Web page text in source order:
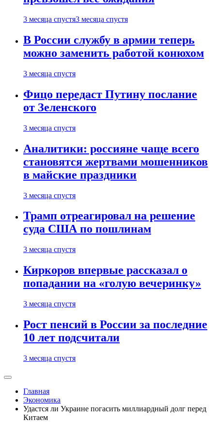
3 месяца спустя3 месяца спустя
В России службу в армии теперь
можно заменить работой конюхом
3 месяца спустя
Фицо передаст Путину послание
от Зеленского
3 месяца спустя
Аналитики: россияне чаще всего
становятся жертвами мошенников
в майские праздники
3 месяца спустя
Трамп отреагировал на решение
суда США по пошлинам
3 месяца спустя
Киркоров впервые рассказал о
попадании на «голую вечеринку»
3 месяца спустя
Рост пенсий в России за последние
10 лет подсчитали
3 месяца спустя
Главная
Экономика
Удастся ли Украине погасить миллиардный долг перед
Китаем